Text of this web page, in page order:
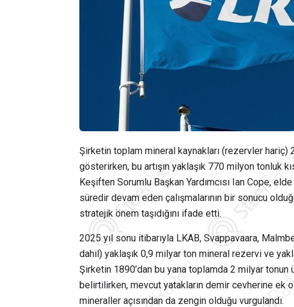
Şirketin toplam mineral kaynakları (rezervler hariç)
gösterirken, bu artışın yaklaşık 770 milyon tonluk
Keşiften Sorumlu Başkan Yardımcısı Ian Cope,
süredir devam eden çalışmalarının bir sonucu
stratejik önem taşıdığını ifade etti.
2025 yıl sonu itibarıyla LKAB, Svappavaara,
dahil) yaklaşık 0,9 milyar ton mineral rezervi ve
Şirketin 1890’dan bu yana toplamda 2 milyar
belirtilirken, mevcut yatakların demir cevherine
mineraller açısından da zengin olduğu vurgulandı.